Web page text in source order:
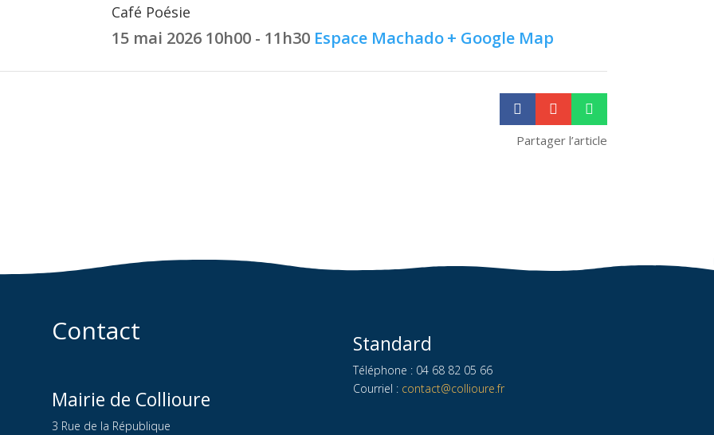
Café Poésie
15 mai 2026 10h00 - 11h30 Espace Machado+ Google Map
 

Partager l’article
Contact
Mairie de Collioure
3 Rue de la République
Standard
Téléphone : 04 68 82 05 66
Courriel : contact@collioure.fr